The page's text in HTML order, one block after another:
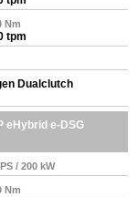
Nm
tpm
Dualclutch
eHybrid e-DSG
/ 200 kW
Nm